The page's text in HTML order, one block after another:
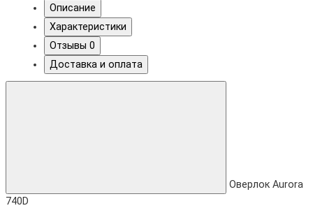
Описание
Характеристики
Отзывы 0
Доставка и оплата
Оверлок Aurora
740D